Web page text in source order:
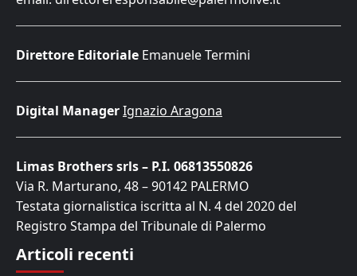
Direttore Editoriale Emanuele Termini
Digital ManagerIgnazio Aragona
Limas Brothers srls – P.I. 06813550826
Via R. Marturano, 48 – 90142 PALERMO
Testata giornalistica iscritta al N. 4 del 2020 del
Registro Stampa del Tribunale di Palermo
Articoli recenti